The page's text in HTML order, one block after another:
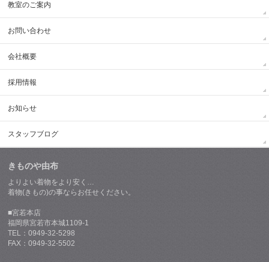
教室のご案内
お問い合わせ
会社概要
採用情報
お知らせ
スタッフブログ
きものや由布
よりよい着物をより安く…
着物(きもの)の事ならお任せください。
■宮若本店
福岡県宮若市本城1109-1
TEL：0949-32-5298
FAX：0949-32-5502